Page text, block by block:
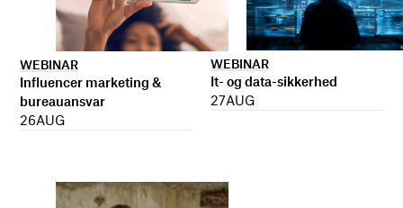
WEBINAR
Influencer marketing &
bureauansvar
26AUG
WEBINAR
It- og data-sikkerhed
27AUG